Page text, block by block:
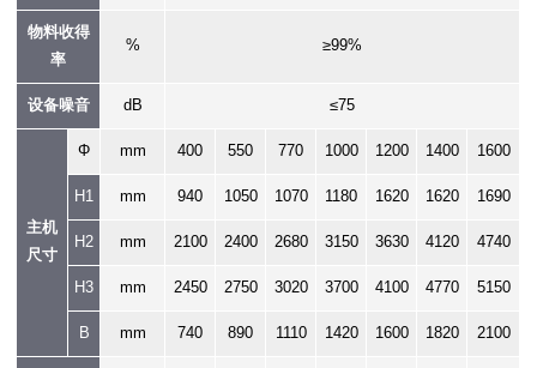
物料收得
率
% ≥99%
设备噪音 dB ≤75
主机
尺寸
Φ mm 400 550 770 1000 1200 1400 1600
H1 mm 940 1050 1070 1180 1620 1620 1690
H2 mm 2100 2400 2680 3150 3630 4120 4740
H3 mm 2450 2750 3020 3700 4100 4770 5150
B mm 740 890 1110 1420 1600 1820 2100